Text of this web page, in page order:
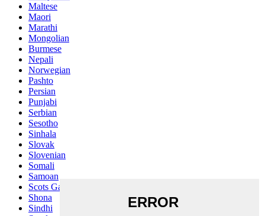
Maltese
Maori
Marathi
Mongolian
Burmese
Nepali
Norwegian
Pashto
Persian
Punjabi
Serbian
Sesotho
Sinhala
Slovak
Slovenian
Somali
Samoan
Scots Gaelic
Shona
Sindhi